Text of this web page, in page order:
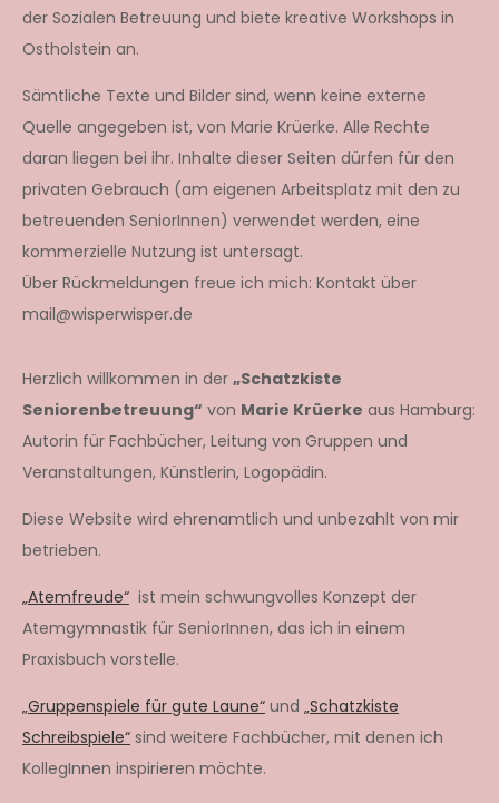
der Sozialen Betreuung und biete kreative Workshops in
Ostholstein an.
Sämtliche Texte und Bilder sind, wenn keine externe
Quelle angegeben ist, von Marie Krüerke. Alle Rechte
daran liegen bei ihr. Inhalte dieser Seiten dürfen für den
privaten Gebrauch (am eigenen Arbeitsplatz mit den zu
betreuenden SeniorInnen) verwendet werden, eine
kommerzielle Nutzung ist untersagt.
Über Rückmeldungen freue ich mich: Kontakt über
mail@wisperwisper.de
Herzlich willkommen in der „Schatzkiste
Seniorenbetreuung“ von Marie Krüerke aus Hamburg:
Autorin für Fachbücher, Leitung von Gruppen und
Veranstaltungen, Künstlerin, Logopädin.
Diese Website wird ehrenamtlich und unbezahlt von mir
betrieben.
„Atemfreude“ ist mein schwungvolles Konzept der
Atemgymnastik für SeniorInnen, das ich in einem
Praxisbuch vorstelle.
„Gruppenspiele für gute Laune“ und „Schatzkiste
Schreibspiele“ sind weitere Fachbücher, mit denen ich
KollegInnen inspirieren möchte.